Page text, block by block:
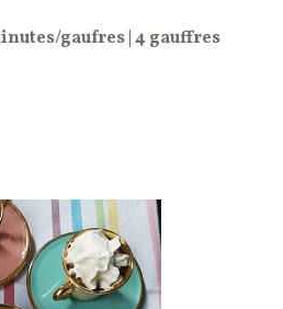
gaufres | 4 gauffres